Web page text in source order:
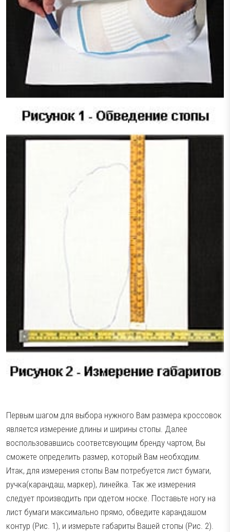
Тестові ракетки
Гравці Yonex
Намотки
Гравці Yonex
Первым шагом для выбора нужного Вам размера кроссовок
является измерение длины и ширины стопы. Далее
воспользовавшись соответсвующим бренду чартом, Вы
сможете определить размер, который Вам необходим.
Итак, для измерения стопы Вам потребуется лист бумаги,
ручка(карандаш, маркер), линейка. Так же измерения
следует производить при одетом носке. Поставьте ногу на
лист бумаги максимально прямо, обведите карандашом
контур (Рис. 1), и измерьте габариты Вашей стопы (Рис. 2).